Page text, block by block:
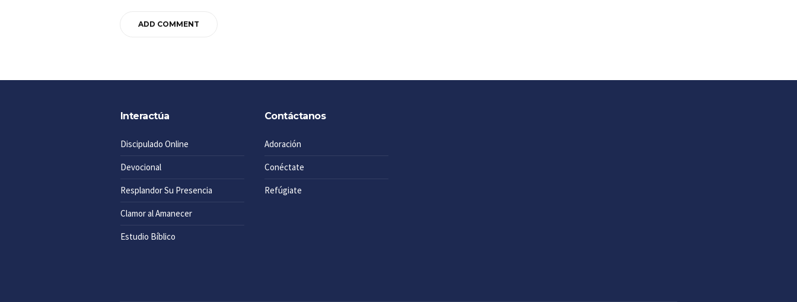
Interactúa
Discipulado Online
Devocional
Resplandor Su Presencia
Clamor al Amanecer
Estudio Bíblico
Contáctanos
Adoración
Conéctate
Refúgiate